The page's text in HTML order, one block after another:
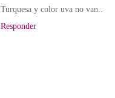
Turquesa y color uva no van..
Responder